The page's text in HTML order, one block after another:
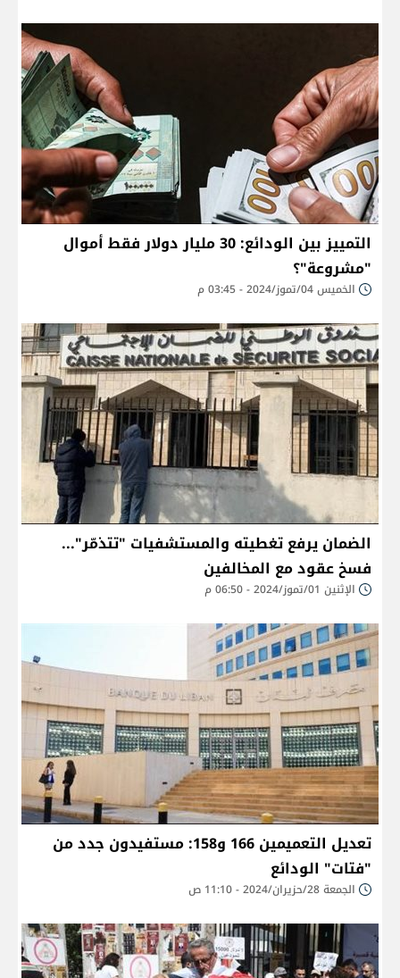
التمييز بين الودائع: 30 مليار دولار فقط أموال
"مشروعة"؟
الخميس 04/تموز/2024 - 03:45 م
الضمان يرفع تغطيته والمستشفيات "تتذمّر"...
فسخ عقود مع المخالفين
الإثنين 01/تموز/2024 - 06:50 م
تعديل التعميمين 166 و158: مستفيدون جدد من
"فتات" الودائع
الجمعة 28/حزيران/2024 - 11:10 ص